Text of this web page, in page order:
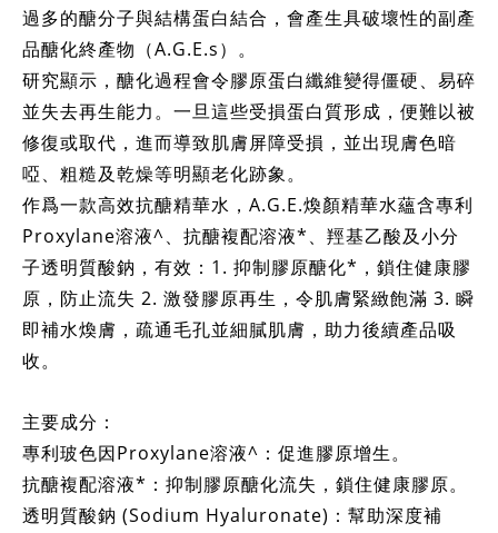
過多的醣分子與結構蛋白結合，會產生具破壞性的副產
品醣化終產物（A.G.E.s）。
研究顯示，醣化過程會令膠原蛋白纖維變得僵硬、易碎
並失去再生能力。一旦這些受損蛋白質形成，便難以被
修復或取代，進而導致肌膚屏障受損，並出現膚色暗
啞、粗糙及乾燥等明顯老化跡象。
作爲一款高效抗醣精華水，A.G.E.煥顏精華水蘊含專利
Proxylane溶液^、抗醣複配溶液*、羥基乙酸及小分
子透明質酸鈉，有效：1. 抑制膠原醣化*，鎖住健康膠
原，防止流失 2. 激發膠原再生，令肌膚緊緻飽滿 3. 瞬
即補水煥膚，疏通毛孔並細膩肌膚，助力後續產品吸
收。
主要成分：
專利玻色因Proxylane溶液^：促進膠原增生。
抗醣複配溶液*：抑制膠原醣化流失，鎖住健康膠原。
透明質酸鈉 (Sodium Hyaluronate)：幫助深度補